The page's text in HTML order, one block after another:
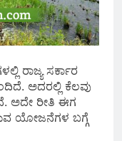
ರಾಜ್ಯ ಸರ್ಕಾರ
ಅದರಲ್ಲಿ ಕೆಲವು
ಅದೇ ರೀತಿ ಈಗ
ಯೋಜನೆಗಳ ಬಗ್ಗೆ